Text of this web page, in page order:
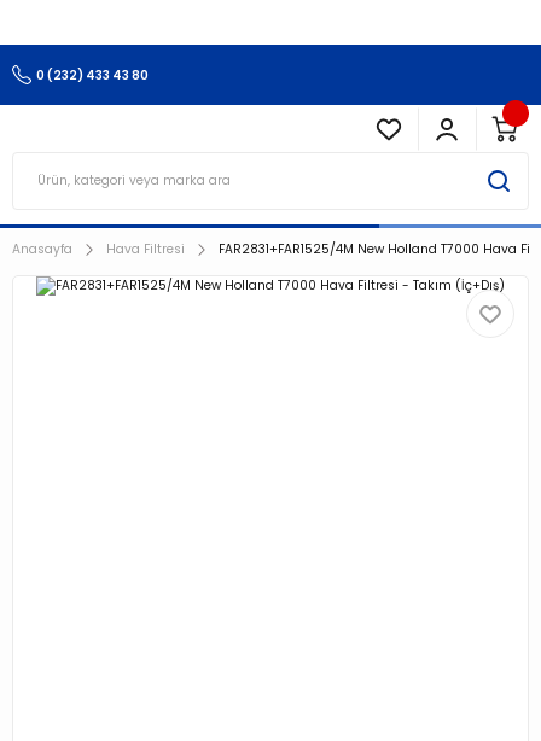
0 (232) 433 43 80
Anasayfa Hava Filtresi FAR2831+FAR1525/4M New Holland T7000 Hava